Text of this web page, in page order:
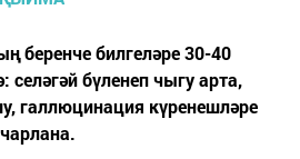
беренче билгеләре 30-40
селәгәй бүленеп чыгу арта,
галлюцинация күренешләре